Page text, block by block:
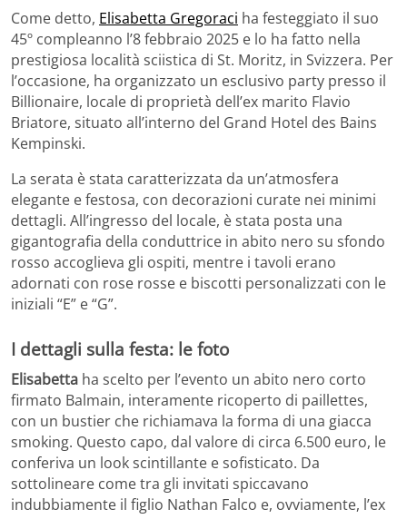
Come detto, Elisabetta Gregoraci ha festeggiato il suo
45º compleanno l’8 febbraio 2025 e lo ha fatto nella
prestigiosa località sciistica di St. Moritz, in Svizzera. Per
l’occasione, ha organizzato un esclusivo party presso il
Billionaire, locale di proprietà dell’ex marito Flavio
Briatore, situato all’interno del Grand Hotel des Bains
Kempinski.
La serata è stata caratterizzata da un’atmosfera
elegante e festosa, con decorazioni curate nei minimi
dettagli. All’ingresso del locale, è stata posta una
gigantografia della conduttrice in abito nero su sfondo
rosso accoglieva gli ospiti, mentre i tavoli erano
adornati con rose rosse e biscotti personalizzati con le
iniziali “E” e “G”.
I dettagli sulla festa: le foto
Elisabetta ha scelto per l’evento un abito nero corto
firmato Balmain, interamente ricoperto di paillettes,
con un bustier che richiamava la forma di una giacca
smoking. Questo capo, dal valore di circa 6.500 euro, le
conferiva un look scintillante e sofisticato. Da
sottolineare come tra gli invitati spiccavano
indubbiamente il figlio Nathan Falco e, ovviamente, l’ex